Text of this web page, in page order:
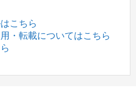
こちら
・転載についてはこちら